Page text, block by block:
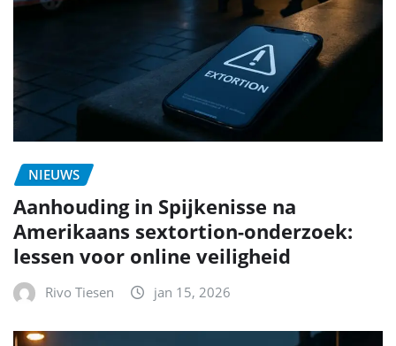
NIEUWS
Aanhouding in Spijkenisse na
Amerikaans sextortion-onderzoek:
lessen voor online veiligheid
Rivo Tiesen jan 15, 2026